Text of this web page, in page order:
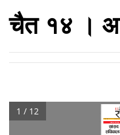
चैत १४ ।
1 / 12